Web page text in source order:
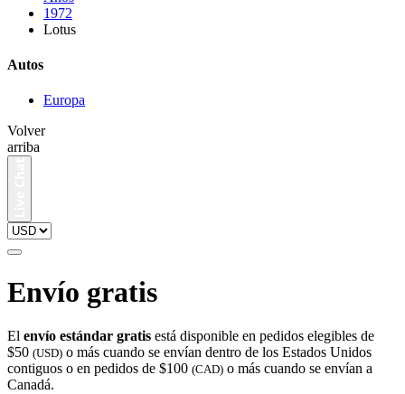
1972
Lotus
Autos
Europa
Volver
arriba
Envío gratis
El envío estándar gratis está disponible en pedidos elegibles de
$50 (USD) o más cuando se envían dentro de los Estados Unidos
contiguos o en pedidos de $100 (CAD) o más cuando se envían a
Canadá.